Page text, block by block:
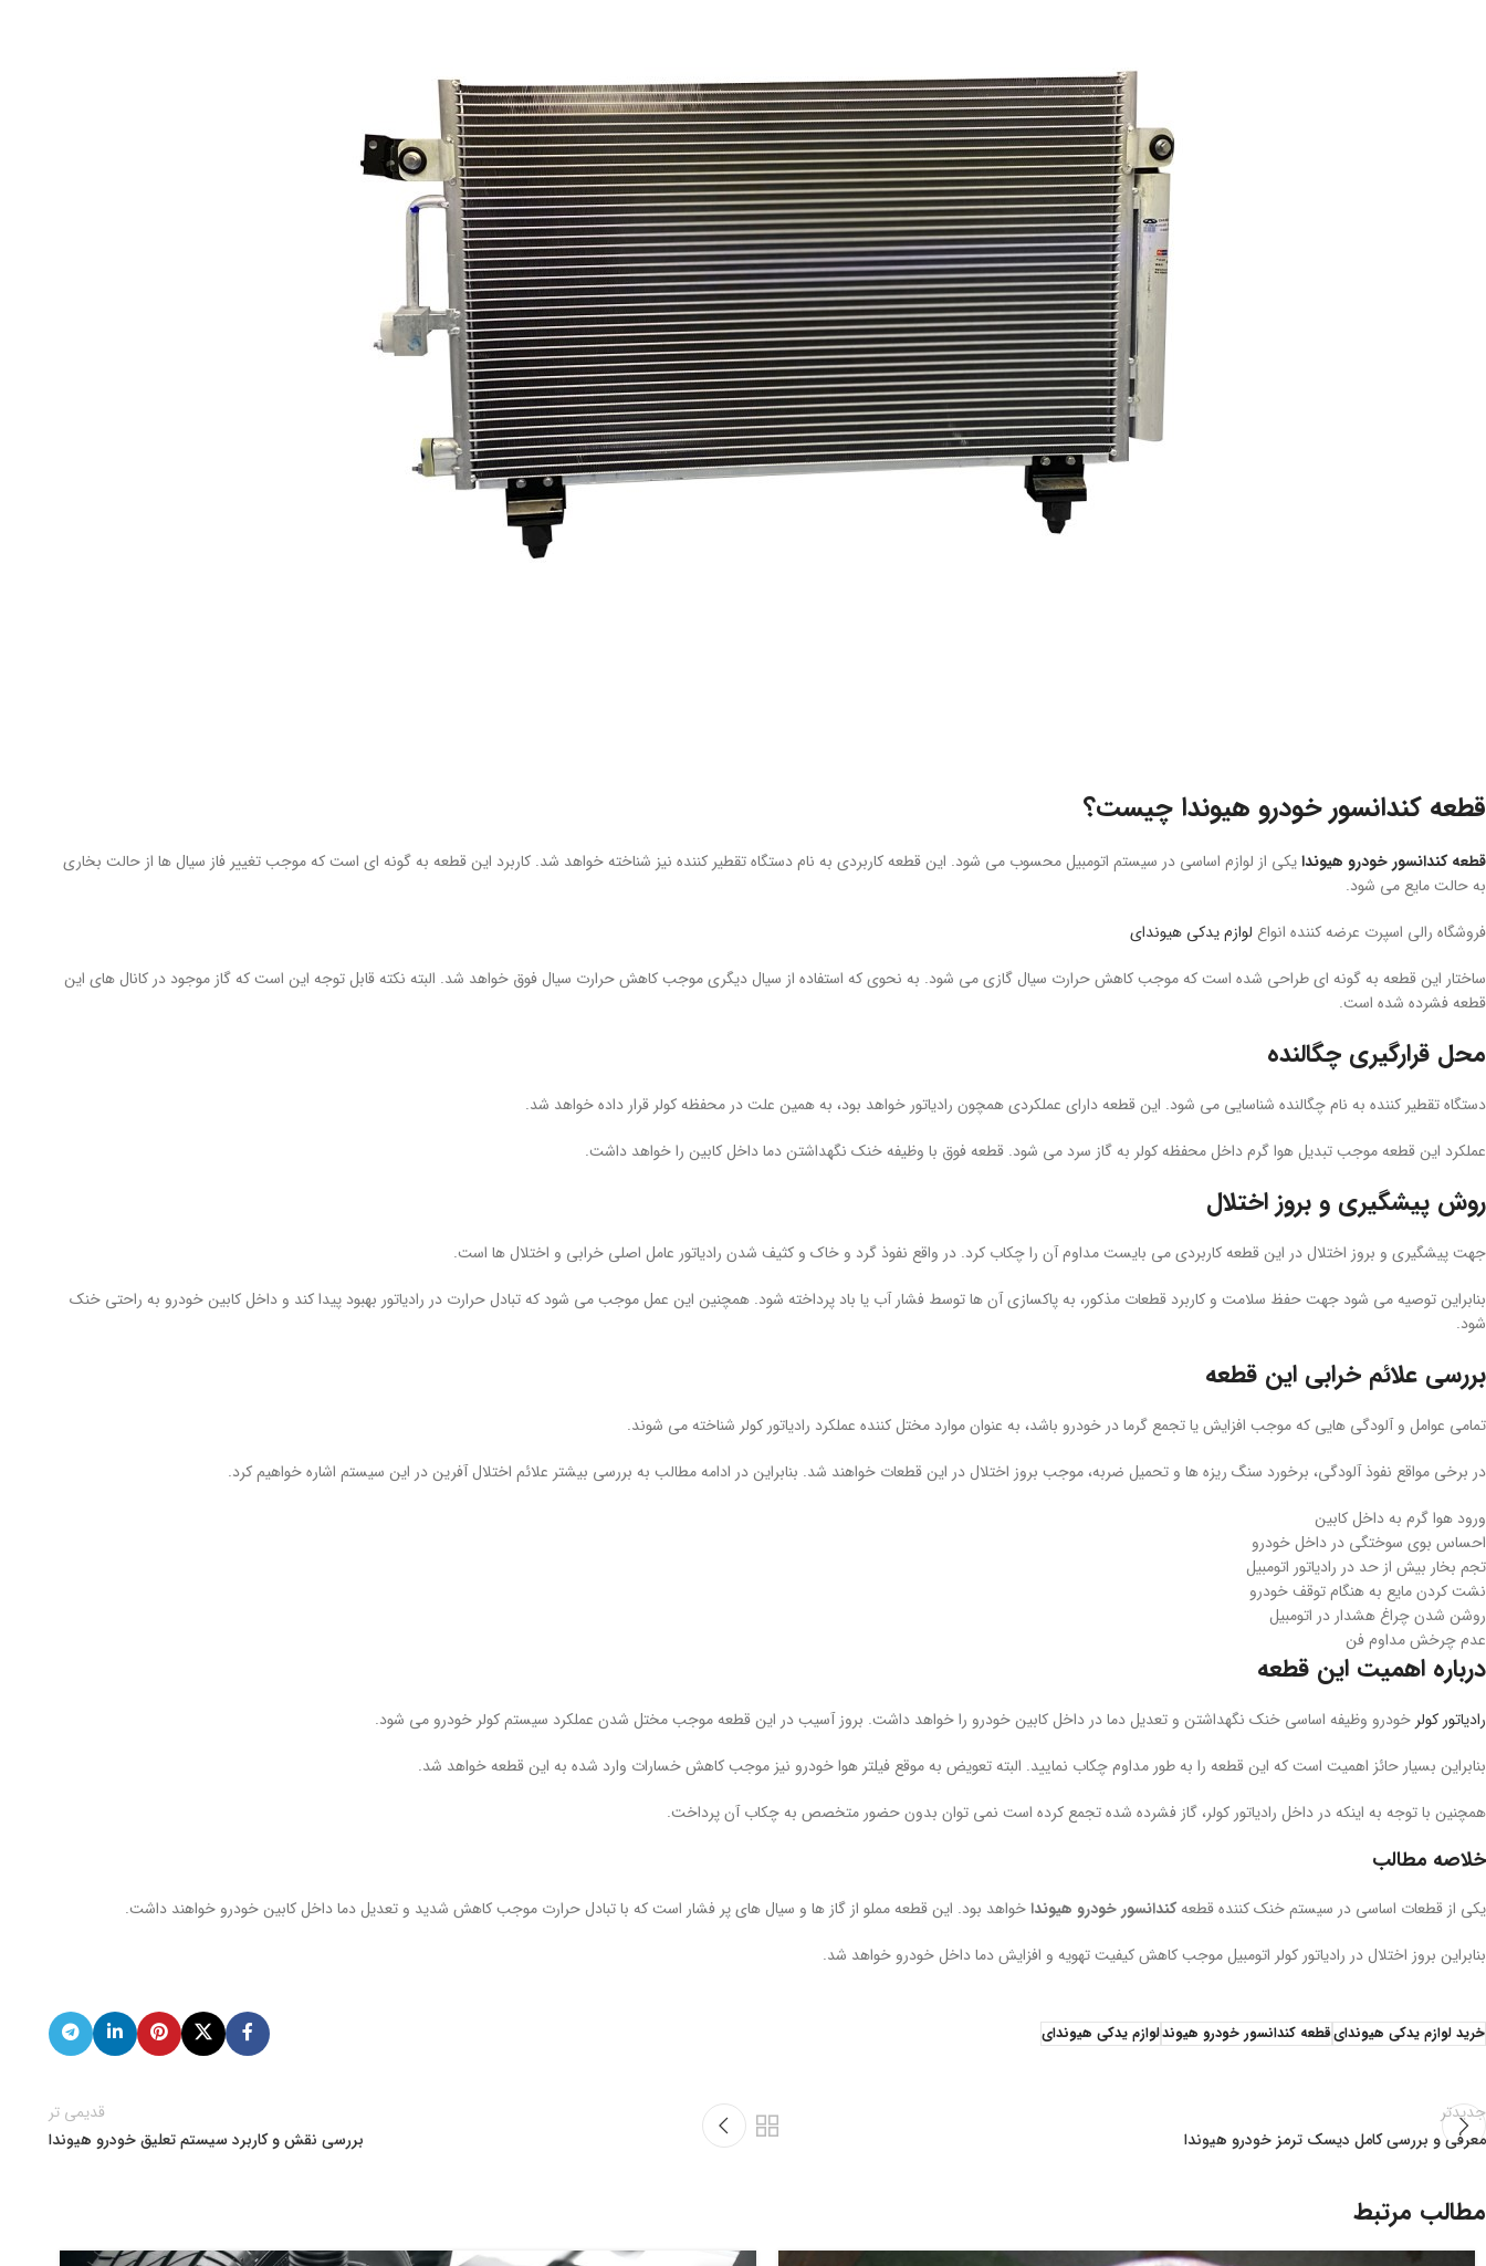
قطعه کندانسور خودرو هیوندا چیست؟
قطعه کندانسور خودرو هیوندایکی از لوازم اساسی در سیستم اتومبیل محسوب می شود. این قطعه کاربردی به نام دستگاه تقطیر کننده نیز شناخته خواهد شد. کاربرد این قطعه به گونه ای است که موجب تغییر فاز سیال ها از حالت بخاری
به حالت مایع می شود.
فروشگاه رالی اسپرت عرضه کننده انواع لوازم یدکی هیوندای
ساختار این قطعه به گونه ای طراحی شده است که موجب کاهش حرارت سیال گازی می شود. به نحوی که استفاده از سیال دیگری موجب کاهش حرارت سیال فوق خواهد شد. البته نکته قابل توجه این است که گاز موجود در کانال های این
قطعه فشرده شده است.
محل قرارگیری چگالنده
دستگاه تقطیر کننده به نام چگالنده شناسایی می شود. این قطعه دارای عملکردی همچون رادیاتور خواهد بود، به همین علت در محفظه کولر قرار داده خواهد شد.
عملکرد این قطعه موجب تبدیل هوا گرم داخل محفظه کولر به گاز سرد می شود. قطعه فوق با وظیفه خنک نگهداشتن دما داخل کابین را خواهد داشت.
روش پیشگیری و بروز اختلال
جهت پیشگیری و بروز اختلال در این قطعه کاربردی می بایست مداوم آن را چکاب کرد. در واقع نفوذ گرد و خاک و کثیف شدن رادیاتور عامل اصلی خرابی و اختلال ها است.
بنابراین توصیه می شود جهت حفظ سلامت و کاربرد قطعات مذکور، به پاکسازی آن ها توسط فشار آب یا باد پرداخته شود. همچنین این عمل موجب می شود که تبادل حرارت در رادیاتور بهبود پیدا کند و داخل کابین خودرو به راحتی خنک
شود.
بررسی علائم خرابی این قطعه
تمامی عوامل و آلودگی هایی که موجب افزایش یا تجمع گرما در خودرو باشد، به عنوان موارد مختل کننده عملکرد رادیاتور کولر شناخته می شوند.
در برخی مواقع نفوذ آلودگی، برخورد سنگ ریزه ها و تحمیل ضربه، موجب بروز اختلال در این قطعات خواهند شد. بنابراین در ادامه مطالب به بررسی بیشتر علائم اختلال آفرین در این سیستم اشاره خواهیم کرد.
ورود هوا گرم به داخل کابین
احساس بوی سوختگی در داخل خودرو
تجم بخار بیش از حد در رادیاتور اتومبیل
نشت کردن مایع به هنگام توقف خودرو
روشن شدن چراغ هشدار در اتومبیل
عدم چرخش مداوم فن
درباره اهمیت این قطعه
رادیاتور کولر خودرو وظیفه اساسی خنک نگهداشتن و تعدیل دما در داخل کابین خودرو را خواهد داشت. بروز آسیب در این قطعه موجب مختل شدن عملکرد سیستم کولر خودرو می شود.
بنابراین بسیار حائز اهمیت است که این قطعه را به طور مداوم چکاب نمایید. البته تعویض به موقع فیلتر هوا خودرو نیز موجب کاهش خسارات وارد شده به این قطعه خواهد شد.
همچنین با توجه به اینکه در داخل رادیاتور کولر، گاز فشرده شده تجمع کرده است نمی توان بدون حضور متخصص به چکاب آن پرداخت.
خلاصه مطالب
یکی از قطعات اساسی در سیستم خنک کننده قطعهکندانسور خودرو هیونداخواهد بود. این قطعه مملو از گاز ها و سیال های پر فشار است که با تبادل حرارت موجب کاهش شدید و تعدیل دما داخل کابین خودرو خواهند داشت.
بنابراین بروز اختلال در رادیاتور کولر اتومبیل موجب کاهش کیفیت تهویه و افزایش دما داخل خودرو خواهد شد.
خرید لوازم یدکی هیوندایقطعه کندانسور خودرو هیوندلوازم یدکی هیوندای
جدیدتر
معرفی و بررسی کامل دیسک ترمز خودرو هیوندا
قدیمی تر
بررسی نقش و کاربرد سیستم تعلیق خودرو هیوندا
مطالب مرتبط